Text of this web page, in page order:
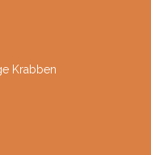
Krabben